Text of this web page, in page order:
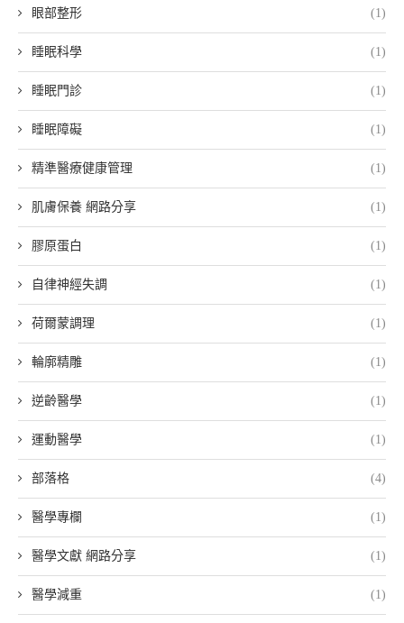
眼部整形 (1)
睡眠科學 (1)
睡眠門診 (1)
睡眠障礙 (1)
精準醫療健康管理 (1)
肌膚保養 網路分享 (1)
膠原蛋白 (1)
自律神經失調 (1)
荷爾蒙調理 (1)
輪廓精雕 (1)
逆齡醫學 (1)
運動醫學 (1)
部落格 (4)
醫學專欄 (1)
醫學文獻 網路分享 (1)
醫學減重 (1)